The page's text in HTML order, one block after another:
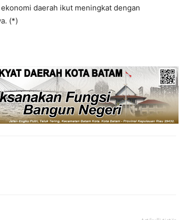
daerah ikut meningkat dengan
(*)